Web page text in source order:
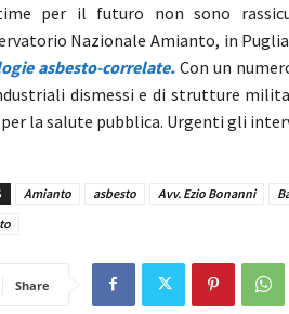
per il futuro non sono
Nazionale Amianto, in
asbesto-correlate.Con un
dismessi e di strutture
la salute pubblica. Urgenti gli
Amianto asbesto Avv. Ezio Bonanni
Share